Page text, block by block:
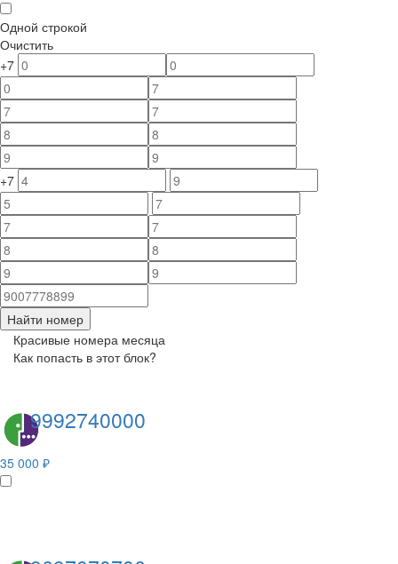
Одной строкой
Очистить
+7
+7
Найти номер
Красивые номера месяца
Как попасть в этот блок?
9992740000
35 000 ₽